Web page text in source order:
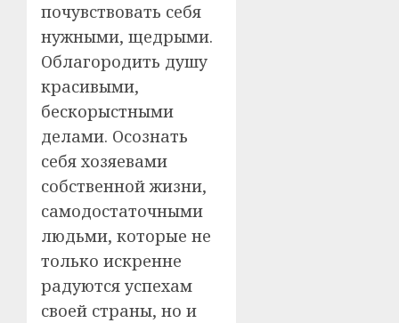
почувствовать себя
нужными, щедрыми.
Облагородить душу
красивыми,
бескорыстными
делами. Осознать
себя хозяевами
собственной жизни,
самодостаточными
людьми, которые не
только искренне
радуются успехам
своей страны, но и